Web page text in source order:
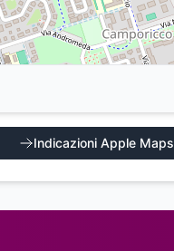
Indicazioni Apple Maps